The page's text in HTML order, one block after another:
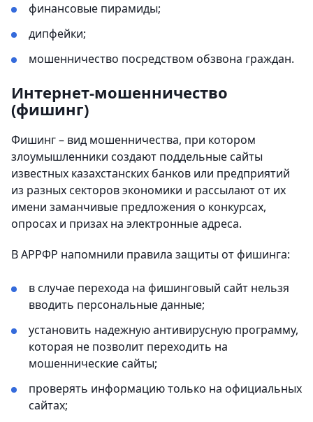
финансовые пирамиды;
дипфейки;
мошенничество посредством обзвона граждан.
Интернет-мошенничество
(фишинг)
Фишинг – вид мошенничества, при котором
злоумышленники создают поддельные сайты
известных казахстанских банков или предприятий
из разных секторов экономики и рассылают от их
имени заманчивые предложения о конкурсах,
опросах и призах на электронные адреса.
В АРРФР напомнили правила защиты от фишинга:
в случае перехода на фишинговый сайт нельзя
вводить персональные данные;
установить надежную антивирусную программу,
которая не позволит переходить на
мошеннические сайты;
проверять информацию только на официальных
сайтах;